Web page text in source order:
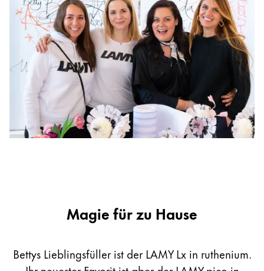
Magie für zu Hause
Bettys Lieblingsfüller ist der LAMY Lx in ruthenium.